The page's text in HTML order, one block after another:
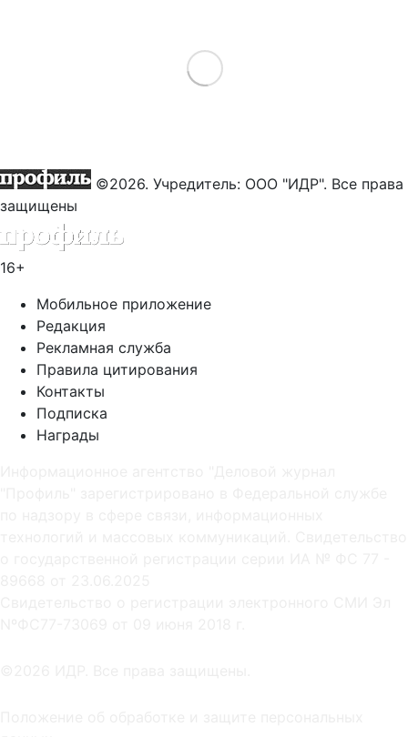
Load More
©2026. Учредитель: ООО "ИДР". Все права
защищены
16+
Мобильное приложение
Редакция
Рекламная служба
Правила цитирования
Контакты
Подписка
Награды